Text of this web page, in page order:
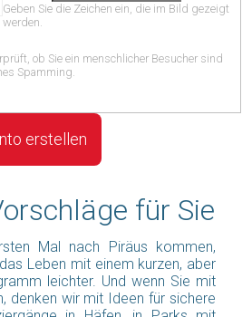
Geben Sie die Zeichen ein, die im Bild gezeigt
werden.
ob Sie ein menschlicher Besucher sind
Spamming.
für Sie
Mal nach Piräus kommen,
Leben mit einem kurzen, aber
leichter. Und wenn Sie mit
denken wir mit Ideen für sichere